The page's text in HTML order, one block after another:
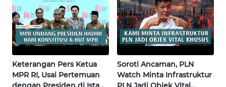
Keterangan Pers Ketua
MPR RI, Usai Pertemuan
Soroti Ancaman, PLN
Watch Minta Infrastruktur
Wahana
News
Regional
SUMUT